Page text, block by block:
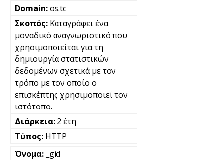
os.tc
Καταγράφει ένα
μοναδικό αναγνωριστικό που
χρησιμοποιείται για τη
δημιουργία στατιστικών
δεδομένων σχετικά με τον
τρόπο με τον οποίο ο
επισκέπτης χρησιμοποιεί τον
ιστότοπο.
2 έτη
HTTP
_gid